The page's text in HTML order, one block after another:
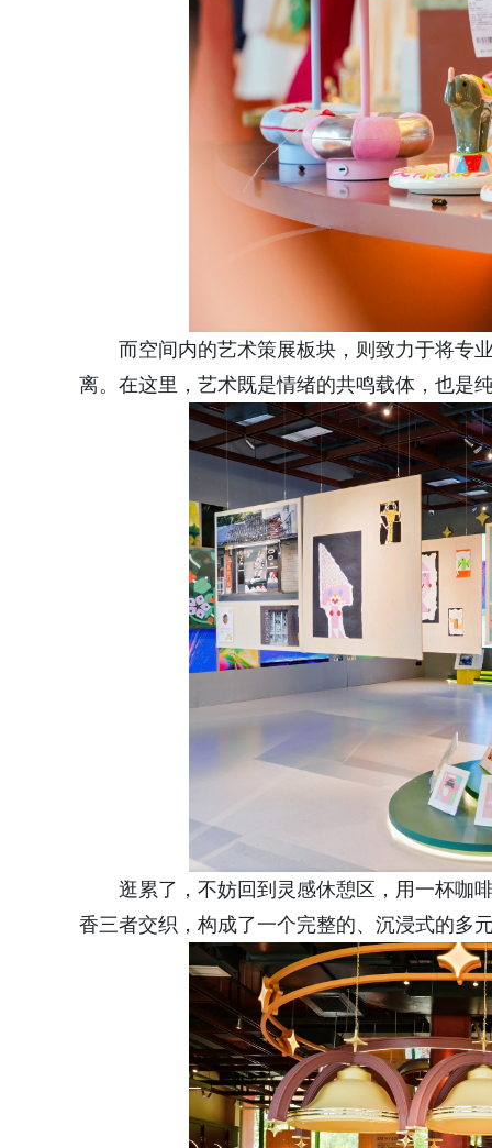
而空间内的艺术策展板块，则致力于将专
离。在这里，艺术既是情绪的共鸣载体，也是
逛累了，不妨回到灵感休憩区，用一杯咖
香三者交织，构成了一个完整的、沉浸式的多